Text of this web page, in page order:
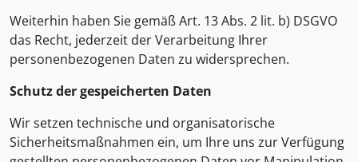
Weiterhin haben Sie gemäß Art. 13 Abs. 2 lit. b) DSGVO
das Recht, jederzeit der Verarbeitung Ihrer
personenbezogenen Daten zu widersprechen.
Schutz der gespeicherten Daten
Wir setzen technische und organisatorische
Sicherheitsmaßnahmen ein, um Ihre uns zur Verfügung